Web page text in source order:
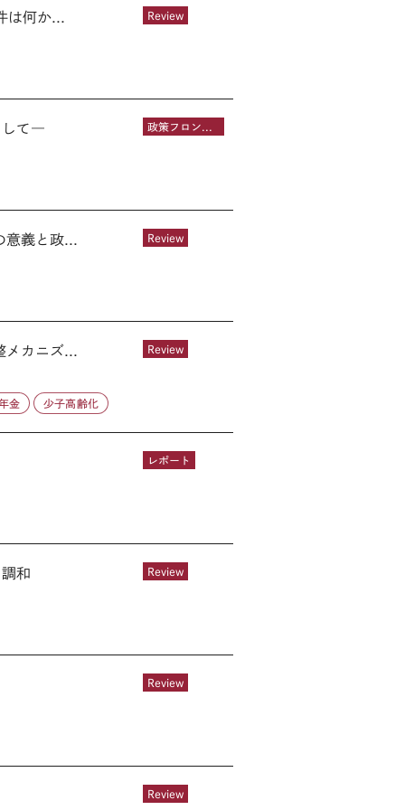
Review
何か...
して―
Review
義と政...
Review
カニズ...
金 少子高齢化
レポート
Review
和
Review
Review